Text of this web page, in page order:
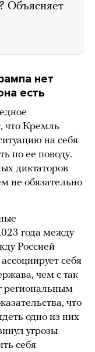
Объясняет
нет
есть
что Кремль
на себя
по ее поводу.
диктаторов
не обязательно
года между
Россией
себя
чем с так
региональным
что
одно из них
угрозы
себя